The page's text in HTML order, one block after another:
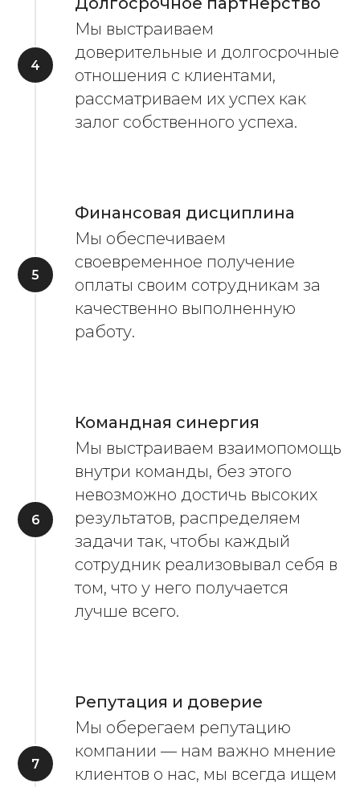
Мы выстраиваем
доверительные и долгосрочные
отношения с клиентами,
рассматриваем их успех как
залог собственного успеха.
Финансовая дисциплина
Мы обеспечиваем
своевременное получение
оплаты своим сотрудникам за
качественно выполненную
работу.
Командная синергия
Мы выстраиваем взаимопомощь
внутри команды, без этого
невозможно достичь высоких
результатов, распределяем
задачи так, чтобы каждый
сотрудник реализовывал себя в
том, что у него получается
лучше всего.
Репутация и доверие
Мы оберегаем репутацию
компании — нам важно мнение
клиентов о нас, мы всегда ищем